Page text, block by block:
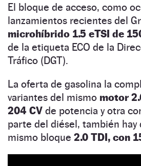
El bloque de acceso, como
lanzamientos recientes del
microhíbrido 1.5 eTSI de
de la etiqueta ECO de la
Tráfico (DGT).
La oferta de gasolina la
variantes del mismo motor
204 CV de potencia y otra
parte del diésel, también hay
mismo bloque 2.0 TDI, con